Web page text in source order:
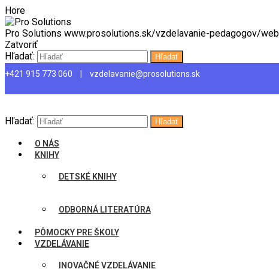
Hore
Pro Solutions www.prosolutions.sk/vzdelavanie-pedagogov/
Zatvoriť
Hľadať:
Hľadať
+421 915 773 060
vzdelavanie@prosolutions.sk
Hľadať: Hľadať
O NÁS
KNIHY
DETSKÉ KNIHY
ODBORNÁ LITERATÚRA
PÔMOCKY PRE ŠKOLY
VZDELÁVANIE
INOVAČNÉ VZDELÁVANIE